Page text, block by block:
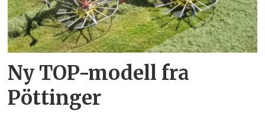
Ny TOP-modell fra
Pöttinger